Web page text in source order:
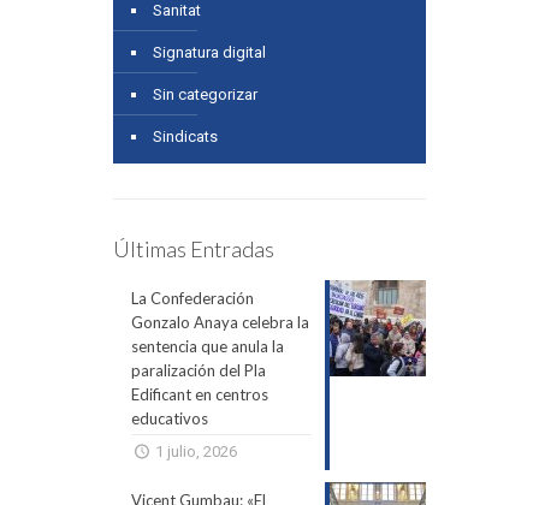
Sanitat
Signatura digital
Sin categorizar
Sindicats
Últimas Entradas
La Confederación
Gonzalo Anaya celebra la
sentencia que anula la
paralización del Pla
Edificant en centros
educativos
1 julio, 2026
Vicent Gumbau: «El